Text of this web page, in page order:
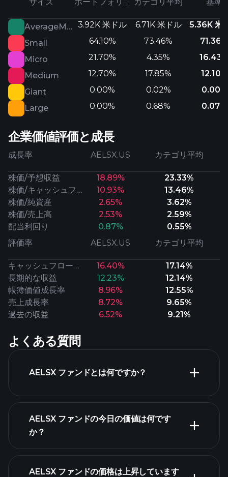
AverageMarketCap 3.92K 米ドル 6.71K 米ドル
5.36K 米
Small
64.10% 73.46%
71.36%
Micro
21.70% 4.35%
Medium
12.70% 17.85%
12.10%
Giant
0.00% 0.02%
0.00%
Large
0.00% 0.68% 0.07%
企業価値評価と成長
成長率 AELSX.US カテゴリ平均
株価/予想収益 18.89%
23.33%
株価/キャッシュフロー
10.93%
13.46%
株価/純資産
2.65%
3.62%
株価/売上高
2.53%
2.59%
配当利回り
0.87%
0.55%
評価率
AELSX.US カテゴリ平均
キャッシュフロー成長率 16.40%
17.14%
長期的な収益
12.23%
12.14%
帳簿価値成長率
8.96%
12.55%
売上成長率
8.72%
9.65%
過去の収益
6.52% 9.21%
よくある質問
AELSX ファンドとは何ですか？
AELSX ファンドの今日の価値は何です
か？
AELSX ファンドの価格は上昇しています